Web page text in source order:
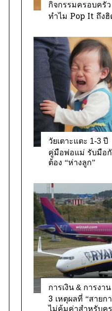
กิจกรรมครอบครัว
ทำไม Pop It ถึงฮิ
วัยเตาะแตะ 1-3 ปี
คู่มือพ่อแม่ รับมือ
ต้อง “ห่างลูก”
การเงิน & การงาน
3 เหตุผลที่ “สาย